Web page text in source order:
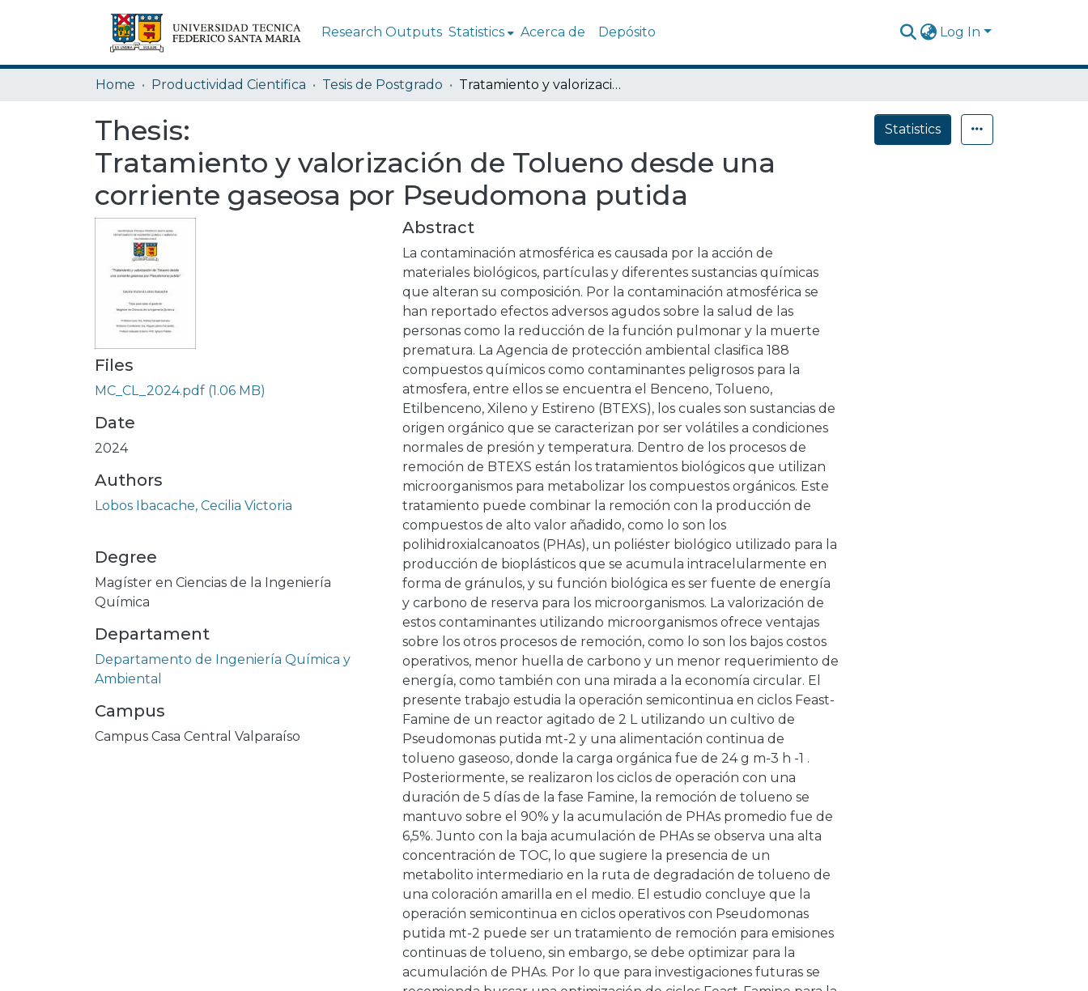
Research Outputs Statistics Acerca de Depósito Log In
Home Productividad Cientifica Tesis de Postgrado Tratamiento y valorización de Tolueno desde una corriente gaseosa por Pseudomona putida
Thesis:
Tratamiento y valorización de Tolueno desde una
corriente gaseosa por Pseudomona putida
Statistics
Files
MC_CL_2024.pdf (1.06 MB)
Date
2024
Authors
Lobos Ibacache, Cecilia Victoria
Degree
Magíster en Ciencias de la Ingeniería
Química
Departament
Departamento de Ingeniería Química y
Ambiental
Campus
Campus Casa Central Valparaíso
Abstract
La contaminación atmosférica es causada por la acción de
materiales biológicos, partículas y diferentes sustancias químicas
que alteran su composición. Por la contaminación atmosférica se
han reportado efectos adversos agudos sobre la salud de las
personas como la reducción de la función pulmonar y la muerte
prematura. La Agencia de protección ambiental clasifica 188
compuestos químicos como contaminantes peligrosos para la
atmosfera, entre ellos se encuentra el Benceno, Tolueno,
Etilbenceno, Xileno y Estireno (BTEXS), los cuales son sustancias de
origen orgánico que se caracterizan por ser volátiles a condiciones
normales de presión y temperatura. Dentro de los procesos de
remoción de BTEXS están los tratamientos biológicos que utilizan
microorganismos para metabolizar los compuestos orgánicos. Este
tratamiento puede combinar la remoción con la producción de
compuestos de alto valor añadido, como lo son los
polihidroxialcanoatos (PHAs), un poliéster biológico utilizado para la
producción de bioplásticos que se acumula intracelularmente en
forma de gránulos, y su función biológica es ser fuente de energía
y carbono de reserva para los microorganismos. La valorización de
estos contaminantes utilizando microorganismos ofrece ventajas
sobre los otros procesos de remoción, como lo son los bajos costos
operativos, menor huella de carbono y un menor requerimiento de
energía, como también con una mirada a la economía circular. El
presente trabajo estudia la operación semicontinua en ciclos Feast-
Famine de un reactor agitado de 2 L utilizando un cultivo de
Pseudomonas putida mt-2 y una alimentación continua de
tolueno gaseoso, donde la carga orgánica fue de 24 g m-3 h -1 .
Posteriormente, se realizaron los ciclos de operación con una
duración de 5 días de la fase Famine, la remoción de tolueno se
mantuvo sobre el 90% y la acumulación de PHAs promedio fue de
6,5%. Junto con la baja acumulación de PHAs se observa una alta
concentración de TOC, lo que sugiere la presencia de un
metabolito intermediario en la ruta de degradación de tolueno de
una coloración amarilla en el medio. El estudio concluye que la
operación semicontinua en ciclos operativos con Pseudomonas
putida mt-2 puede ser un tratamiento de remoción para emisiones
continuas de tolueno, sin embargo, se debe optimizar para la
acumulación de PHAs. Por lo que para investigaciones futuras se